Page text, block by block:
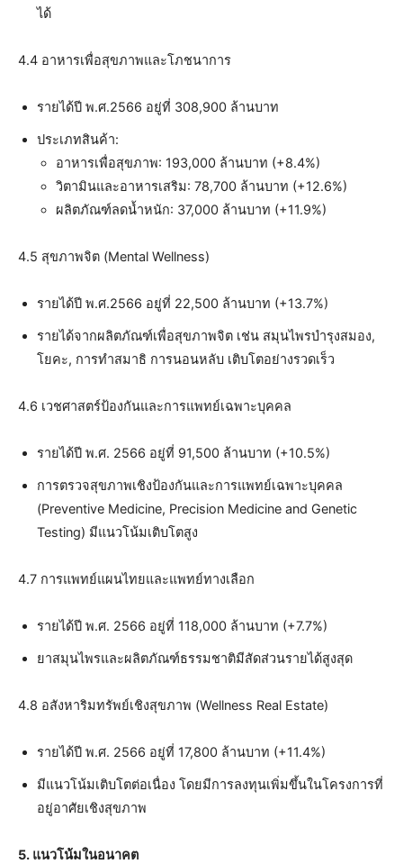
ได้
4.4 อาหารเพื่อสุขภาพและโภชนาการ
รายได้ปี พ.ศ.2566 อยู่ที่ 308,900 ล้านบาท
ประเภทสินค้า:
อาหารเพื่อสุขภาพ: 193,000 ล้านบาท (+8.4%)
วิตามินและอาหารเสริม: 78,700 ล้านบาท (+12.6%)
ผลิตภัณฑ์ลดน้ำหนัก: 37,000 ล้านบาท (+11.9%)
4.5 สุขภาพจิต (Mental Wellness)
รายได้ปี พ.ศ.2566 อยู่ที่ 22,500 ล้านบาท (+13.7%)
รายได้จากผลิตภัณฑ์เพื่อสุขภาพจิต เช่น สมุนไพรบำรุงสมอง,
โยคะ, การทำสมาธิ การนอนหลับ เติบโตอย่างรวดเร็ว
4.6 เวชศาสตร์ป้องกันและการแพทย์เฉพาะบุคคล
รายได้ปี พ.ศ. 2566 อยู่ที่ 91,500 ล้านบาท (+10.5%)
การตรวจสุขภาพเชิงป้องกันและการแพทย์เฉพาะบุคคล
(Preventive Medicine, Precision Medicine and Genetic
Testing) มีแนวโน้มเติบโตสูง
4.7 การแพทย์แผนไทยและแพทย์ทางเลือก
รายได้ปี พ.ศ. 2566 อยู่ที่ 118,000 ล้านบาท (+7.7%)
ยาสมุนไพรและผลิตภัณฑ์ธรรมชาติมีสัดส่วนรายได้สูงสุด
4.8 อสังหาริมทรัพย์เชิงสุขภาพ (Wellness Real Estate)
รายได้ปี พ.ศ. 2566 อยู่ที่ 17,800 ล้านบาท (+11.4%)
มีแนวโน้มเติบโตต่อเนื่อง โดยมีการลงทุนเพิ่มขึ้นในโครงการที่
อยู่อาศัยเชิงสุขภาพ
5. แนวโน้มในอนาคต